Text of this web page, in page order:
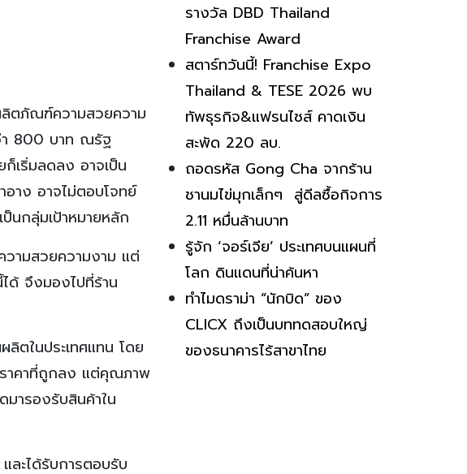
ลิตภัณฑ์ความสวยความ
า 800 บาท ณรัฐ
เริ่มลดลง อาจเป็น
อาง อาจไม่ตอบโจทย์
นกลุ่มเป้าหมายหลัก
วามสวยความงาม แต่
ด้ จึงมองไปที่ร้าน
ลิตในประเทศแทน โดย
ราคาที่ถูกลง แต่คุณภาพ
มารองรับสินค้าใน
ละได้รับการตอบรับ
รางวัล DBD Thailand
Franchise Award
สตาร์ทวันนี้! Franchise Expo
Thailand & TESE 2026 พบ
ทัพธุรกิจ&แฟรนไชส์ คาดเงิน
สะพัด 220 ลบ.
ถอดรหัส Gong Cha จากร้าน
ชานมไข่มุกเล็กๆ สู่ดีลซื้อกิจการ
2.11 หมื่นล้านบาท
รู้จัก ‘จอร์เจีย’ ประเทศบนแผนที่
โลก ดินแดนที่น่าค้นหา
ทำไมดราม่า “นักบิด” ของ
CLICX ถึงเป็นบททดสอบใหญ่
ของธนาคารไร้สาขาไทย